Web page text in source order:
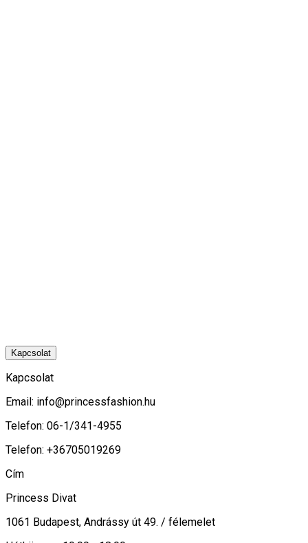
Kapcsolat
Kapcsolat
Email: info@princessfashion.hu
Telefon: 06-1/341-4955
Telefon: +36705019269
Cím
Princess Divat
1061 Budapest, Andrássy út 49. / félemelet